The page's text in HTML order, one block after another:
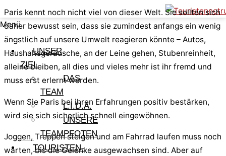
Menü
UNSER
ZIEL
DAS
TEAM
L.I.D.A.
UNSERE
TEAMPFOTEN
TOURISTEN-
Paris kennt noch nicht viel von dieser Welt. Sie sollten sich
daher bewusst sein, dass sie zumindest anfangs ein wenig
ängstlich auf unsere Umwelt reagieren könnte – Autos,
Haushaltsgeräusche, an der Leine gehen, Stubenreinheit,
alleine bleiben, all dies und vieles mehr ist ihr fremd und
muss erst erlernt werden.
Wenn Sie Paris bei ihren Erfahrungen positiv bestärken,
wird sie sich sicherlich schnell eingewöhnen.
Joggen, Treppen steigen und am Fahrrad laufen muss noch
warten, bis die Gelenke ausgewachsen sind. Aber auf